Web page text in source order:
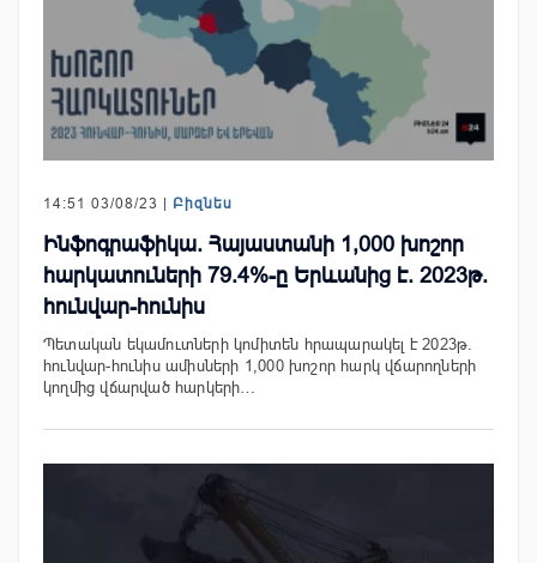
14:51 03/08/23 | Բիզնես
Ինֆոգրաֆիկա. Հայաստանի 1,000 խոշոր
հարկատուների 79.4%-ը Երևանից է. 2023թ.
հունվար-հունիս
Պետական եկամուտների կոմիտեն հրապարակել է 2023թ.
հունվար-հունիս ամիսների 1,000 խոշոր հարկ վճարողների
կողմից վճարված հարկերի…